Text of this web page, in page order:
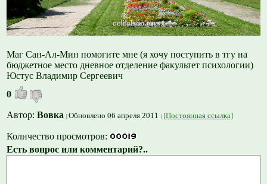
Маг Сан-Ал-Мин помогите мне (я хочу поступить в тгу на
бюджетное место дневное отделение факультет психологии)
Юстус Владимир Сергеевич
0
Автор:Вовка Обновлено 06 апреля 2011 [Постоянная ссылка]
Количество просмотров:
Есть вопрос или комментарий?..